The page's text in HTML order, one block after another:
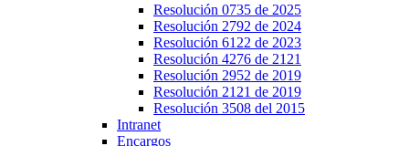
Resolución 0735 de 2025
Resolución 2792 de 2024
Resolución 6122 de 2023
Resolución 4276 de 2121
Resolución 2952 de 2019
Resolución 2121 de 2019
Resolución 3508 del 2015
Intranet
Encargos